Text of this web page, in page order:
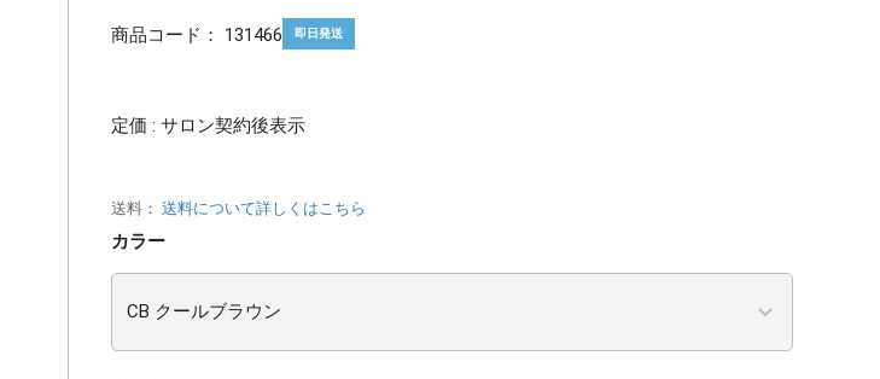
商品コード： 131466 即日発送
定価 : サロン契約後表示
送料： 送料について詳しくはこちら
カラー